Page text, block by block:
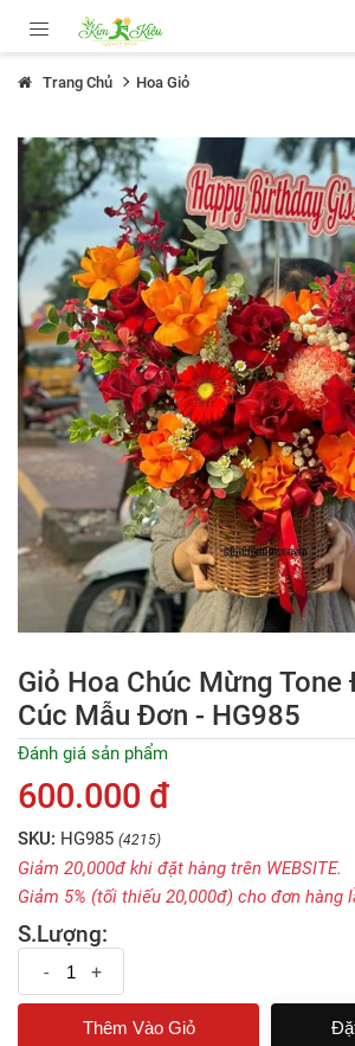
Trang Chủ Hoa Giỏ
Giỏ Hoa Chúc Mừng
Cúc Mẫu Đơn - HG985
Đánh giá sản phẩm
600.000 đ
SKU: HG985 (4215)
Giảm 20,000đ khi đặt hàng trên WEBSITE.
Giảm 5% (tối thiếu 20,000đ) cho đơn hàng
S.Lượng:
- +